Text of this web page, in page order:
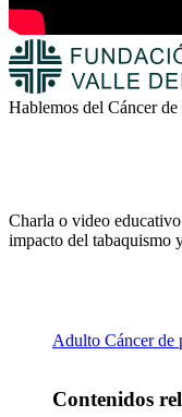
Hablemos del Cáncer de
Charla o video
impacto del tabaquismo
Adulto Cáncer de
Contenidos